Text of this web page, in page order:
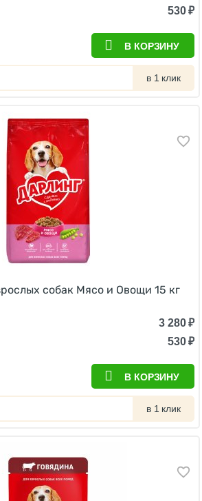
530₽
В КОРЗИНУ
в 1 клик
собак Мясо и Овощи 15 кг
3 280₽
530₽
В КОРЗИНУ
в 1 клик